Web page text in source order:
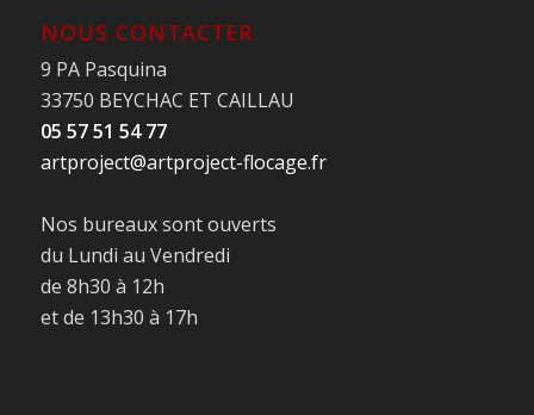
NOUS CONTACTER
9 PA Pasquina
33750 BEYCHAC ET CAILLAU
05 57 51 54 77
artproject@artproject-flocage.fr
Nos bureaux sont ouverts
du Lundi au Vendredi
de 8h30 à 12h
et de 13h30 à 17h